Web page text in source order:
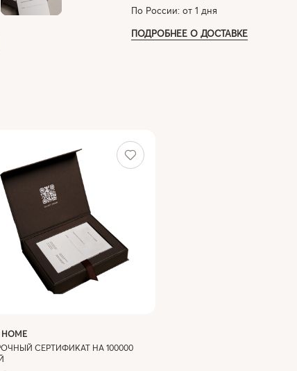
По России: от 1 дня
ПОДРОБНЕЕ О ДОСТАВКЕ
HOME
СЕРТИФИКАТ НА 100000